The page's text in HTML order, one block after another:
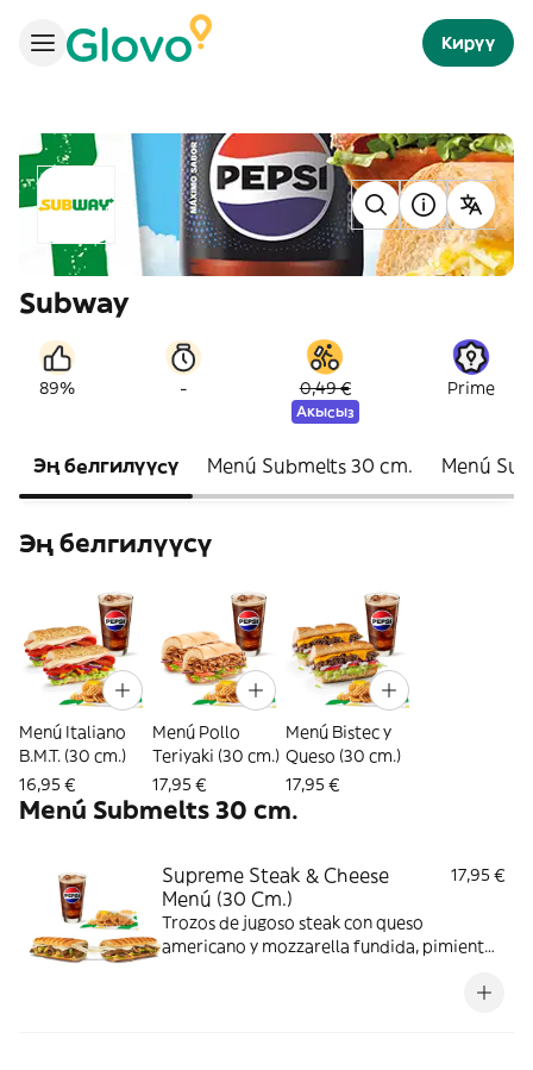
Кирүү
Subway
89% - 0,49 €
Акысыз
Prime
Эң белгилүүсү Menú Submelts 30 cm. Menú
Эң белгилүүсү
Menú Italiano
B.M.T. (30 cm.)
16,95 €
Menú Pollo
Teriyaki (30 cm.)
17,95 €
Menú Bistec y
Queso (30 cm.)
17,95 €
Menú Submelts 30 cm.
Supreme Steak & Cheese
Menú (30 Cm.)
17,95 €
Trozos de jugoso steak con queso
americano y mozzarella fundida, pimientos
chipotle. Un toque picante y sustancioso.